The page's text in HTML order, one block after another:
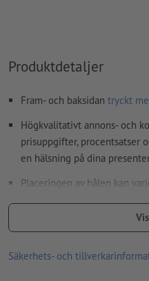
Produktdetaljer
Fram- och baksidan tryckt
Högkvalitativt annons- och
prisuppgifter, procentsatser
en hälsning på dina
Placeringen av hålen kan
Hålslag görs i läsriktningen
Tryckprodukter på
Säkerhets- och